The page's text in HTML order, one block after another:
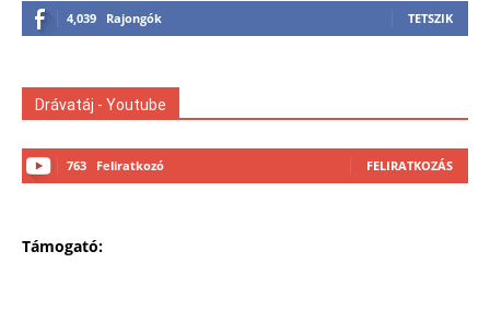
4,039 Rajongók TETSZIK
Drávatáj - Youtube
763 Feliratkozó FELIRATKOZÁS
Támogató: